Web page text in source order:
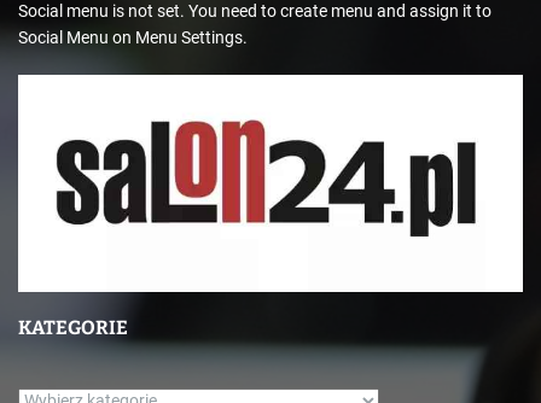
Social menu is not set. You need to create menu and assign it to
Social Menu on Menu Settings.
KATEGORIE